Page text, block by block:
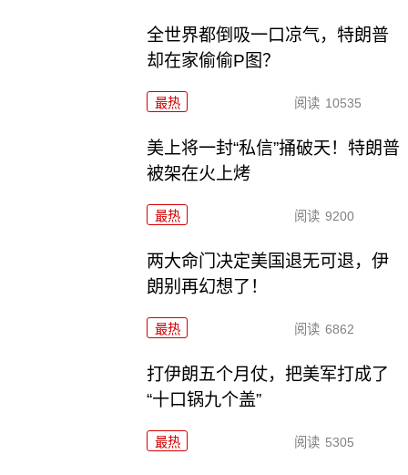
全世界都倒吸一口凉气，特朗普
却在家偷偷P图？
最热 阅读 10535
美上将一封“私信”捅破天！特朗普
被架在火上烤
最热 阅读 9200
两大命门决定美国退无可退，伊
朗别再幻想了！
最热 阅读 6862
打伊朗五个月仗，把美军打成了
“十口锅九个盖”
最热 阅读 5305